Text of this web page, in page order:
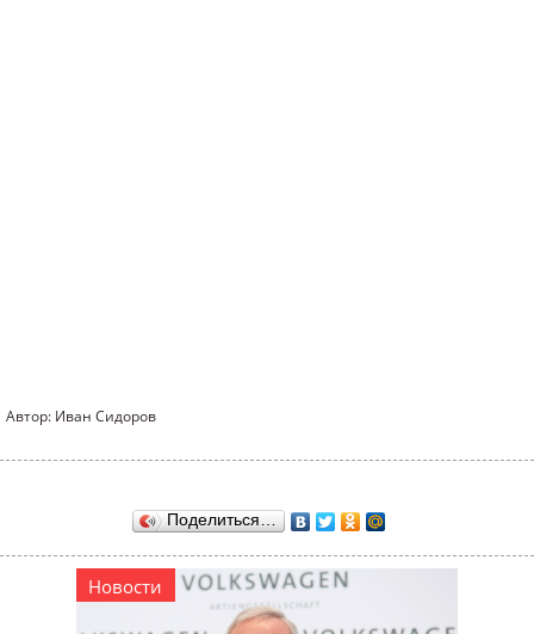
Автор: Иван Сидоров
Поделиться…
Новости